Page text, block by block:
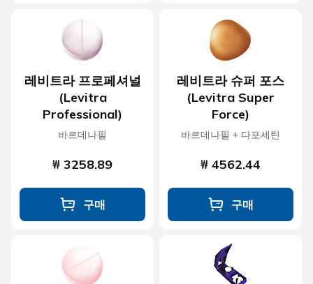
레비트라 프로페셔널
(Levitra
Professional)
바르데나필
₩ 3258.89
구매
레비트라 슈퍼 포스
(Levitra Super
Force)
바르데나필 + 다포세틴
₩ 4562.44
구매